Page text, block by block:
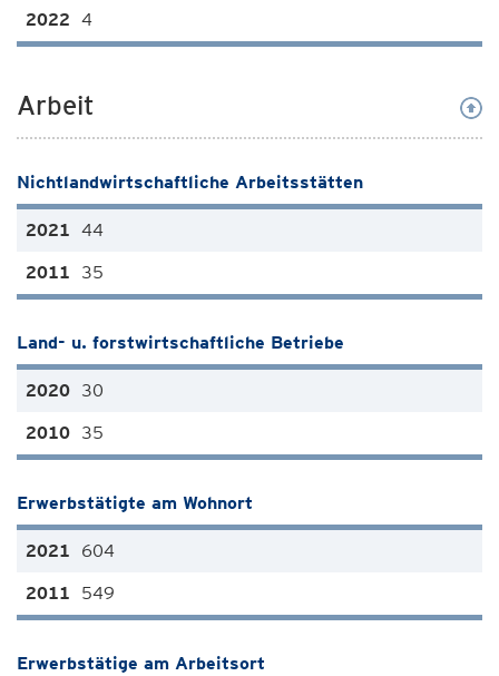
4
Arbeit
Nichtlandwirtschaftliche Arbeitsstätten
44
35
Land- u. forstwirtschaftliche Betriebe
30
35
Erwerbstätigte am Wohnort
604
549
Erwerbstätige am Arbeitsort